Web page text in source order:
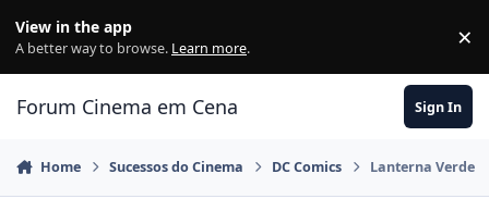
View in the app
A better way to browse. Learn more. ×
Forum Cinema em Cena Sign In
Home Sucessos do Cinema DC Comics Lanterna Verde